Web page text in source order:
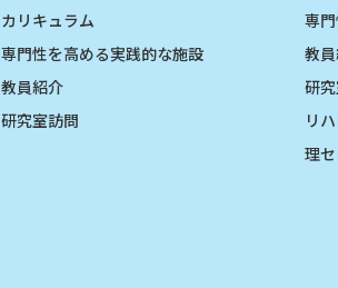
カリキュラム
専門性を高める実践的な施設
教員紹介
研究室訪問
専
教
研
リ
理